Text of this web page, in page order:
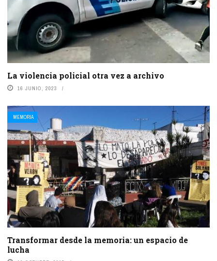
La violencia policial otra vez a archivo
16 JUNIO, 2023
MEMORIA
Transformar desde la memoria: un espacio de
lucha